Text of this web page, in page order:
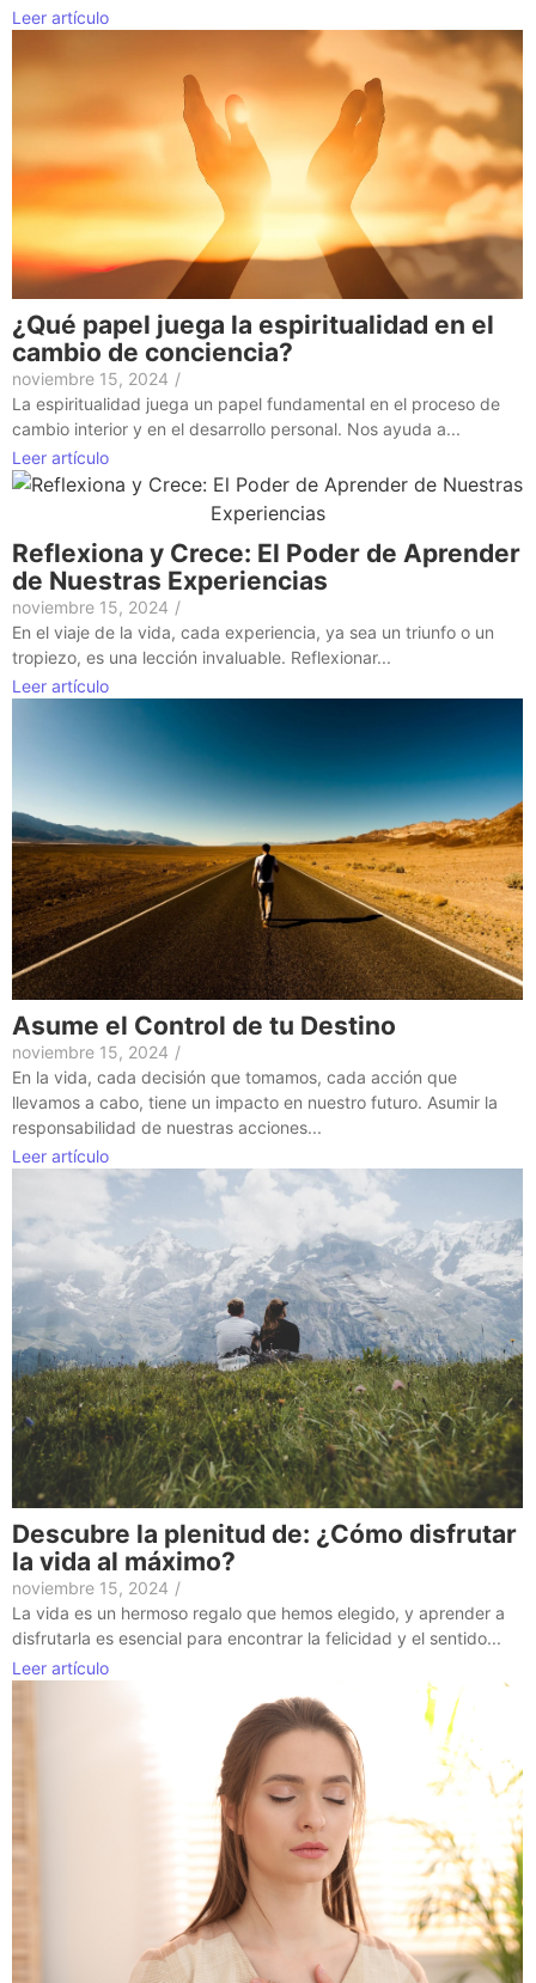
Leer artículo
¿Qué papel juega la espiritualidad en el
cambio de conciencia?
noviembre 15, 2024 /
La espiritualidad juega un papel fundamental en el proceso de
cambio interior y en el desarrollo personal. Nos ayuda a...
Leer artículo
Reflexiona y Crece: El Poder de Aprender
de Nuestras Experiencias
noviembre 15, 2024 /
En el viaje de la vida, cada experiencia, ya sea un triunfo o un
tropiezo, es una lección invaluable. Reflexionar...
Leer artículo
Asume el Control de tu Destino
noviembre 15, 2024 /
En la vida, cada decisión que tomamos, cada acción que
llevamos a cabo, tiene un impacto en nuestro futuro. Asumir la
responsabilidad de nuestras acciones...
Leer artículo
Descubre la plenitud de: ¿Cómo disfrutar
la vida al máximo?
noviembre 15, 2024 /
La vida es un hermoso regalo que hemos elegido, y aprender a
disfrutarla es esencial para encontrar la felicidad y el sentido...
Leer artículo